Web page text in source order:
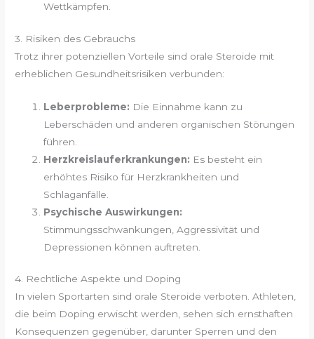
Wettkämpfen.
3. Risiken des Gebrauchs
Trotz ihrer potenziellen Vorteile sind orale Steroide mit
erheblichen Gesundheitsrisiken verbunden:
Leberprobleme: Die Einnahme kann zu
Leberschäden und anderen organischen Störungen
führen.
Herzkreislauferkrankungen: Es besteht ein
erhöhtes Risiko für Herzkrankheiten und
Schlaganfälle.
Psychische Auswirkungen:
Stimmungsschwankungen, Aggressivität und
Depressionen können auftreten.
4. Rechtliche Aspekte und Doping
In vielen Sportarten sind orale Steroide verboten. Athleten,
die beim Doping erwischt werden, sehen sich ernsthaften
Konsequenzen gegenüber, darunter Sperren und den